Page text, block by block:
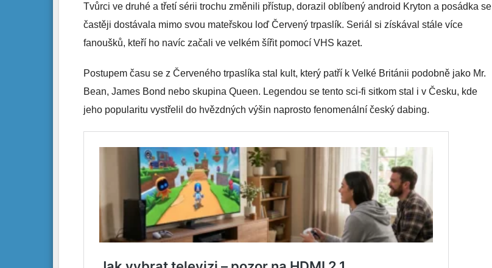
Tvůrci ve druhé a třetí sérii trochu změnili přístup, dorazil oblíbený android Kryton a posádka se
častěji dostávala mimo svou mateřskou loď Červený trpaslík. Seriál si získával stále více
fanoušků, kteří ho navíc začali ve velkém šířit pomocí VHS kazet.
Postupem času se z Červeného trpaslíka stal kult, který patří k Velké Británii podobně jako Mr.
Bean, James Bond nebo skupina Queen. Legendou se tento sci-fi sitkom stal i v Česku, kde
jeho popularitu vystřelil do hvězdných výšin naprosto fenomenální český dabing.